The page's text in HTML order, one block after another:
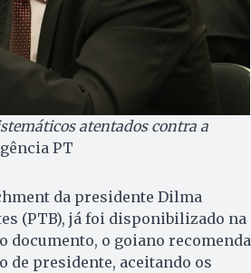
atentados contra a
PT
da presidente Dilma
(PTB), já foi disponibilizado na
documento, o goiano recomenda
de presidente, aceitando os